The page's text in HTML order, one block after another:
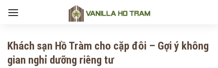
Khách sạn Hồ Tràm cho cặp đôi – Gợi ý không
gian nghỉ dưỡng riêng tư